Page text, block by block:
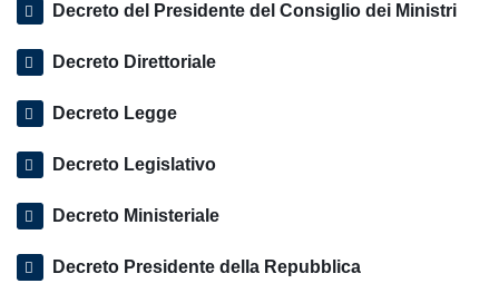
Decreto del Presidente del Consiglio dei Ministri
Decreto Direttoriale
Decreto Legge
Decreto Legislativo
Decreto Ministeriale
Decreto Presidente della Repubblica